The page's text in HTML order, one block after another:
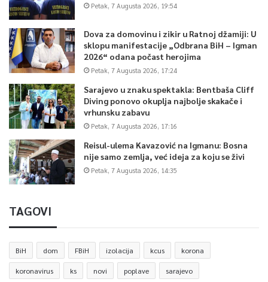
Petak, 7 Augusta 2026, 19:54
Dova za domovinu i zikir u Ratnoj džamiji: U
sklopu manifestacije „Odbrana BiH – Igman
2026“ odana počast herojima
Petak, 7 Augusta 2026, 17:24
Sarajevo u znaku spektakla: Bentbaša Cliff
Diving ponovo okuplja najbolje skakače i
vrhunsku zabavu
Petak, 7 Augusta 2026, 17:16
Reisul-ulema Kavazović na Igmanu: Bosna
nije samo zemlja, već ideja za koju se živi
Petak, 7 Augusta 2026, 14:35
TAGOVI
BiH dom FBiH izolacija kcus korona
koronavirus ks novi poplave sarajevo